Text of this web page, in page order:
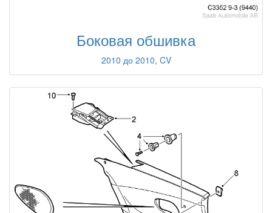
Боковая обшивка
2010 до 2010, CV